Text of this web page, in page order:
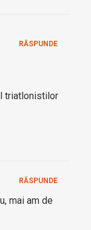
triatlonistilor
RĂSPUNDE
mai am de
RĂSPUNDE